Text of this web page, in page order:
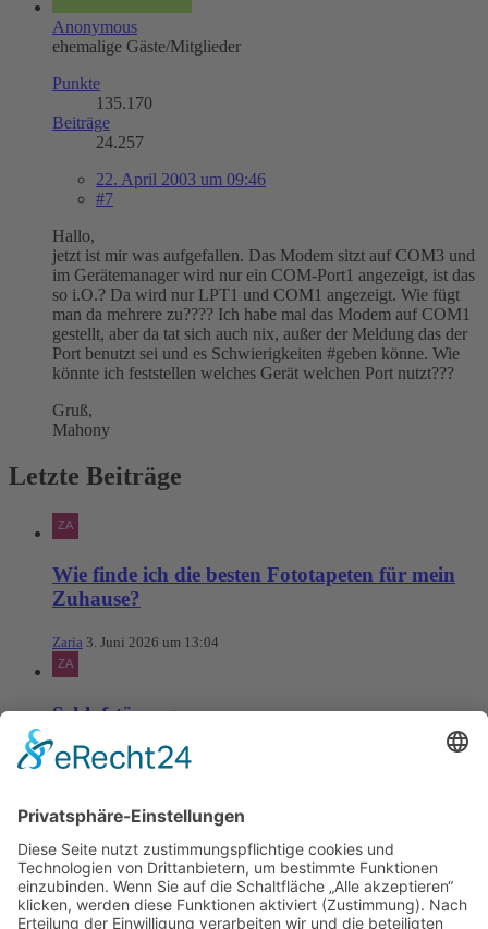
Anonymous
ehemalige Gäste/Mitglieder
Punkte
135.170
Beiträge
24.257
22. April 2003 um 09:46
#7
Hallo,
jetzt ist mir was aufgefallen. Das Modem sitzt auf COM3 und
im Gerätemanager wird nur ein COM-Port1 angezeigt, ist das
so i.O.? Da wird nur LPT1 und COM1 angezeigt. Wie fügt
man da mehrere zu???? Ich habe mal das Modem auf COM1
gestellt, aber da tat sich auch nix, außer der Meldung das der
Port benutzt sei und es Schwierigkeiten #geben könne. Wie
könnte ich feststellen welches Gerät welchen Port nutzt???
Gruß,
Mahony
Letzte Beiträge
Wie finde ich die besten Fototapeten für mein
Zuhause?
Zaria 3. Juni 2026 um 13:04
Schlafstörungen
Zaria 3. Juni 2026 um 13:03
Ms word to PDF
Manuellsen 28. Mai 2026 um 10:31